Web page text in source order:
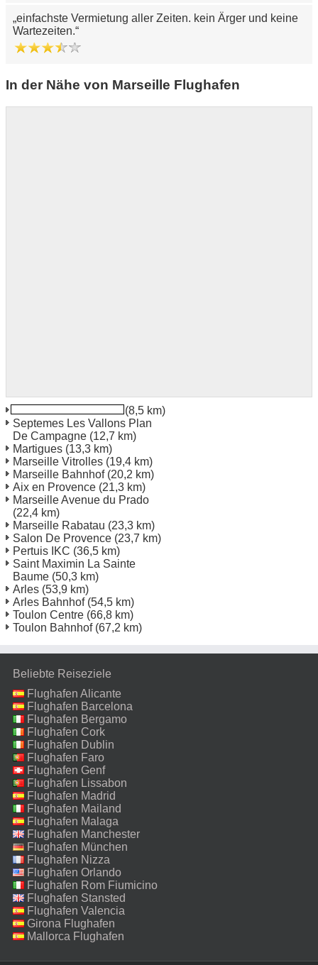
einfachste Vermietung aller Zeiten. kein Ärger und keine
Wartezeiten.
In der Nähe von Marseille Flughafen
(8,5 km)
Septemes Les Vallons Plan
De Campagne (12,7 km)
Martigues (13,3 km)
Marseille Vitrolles (19,4 km)
Marseille Bahnhof(20,2 km)
Aix en Provence (21,3 km)
Marseille Avenue du Prado
(22,4 km)
Marseille Rabatau (23,3 km)
Salon De Provence (23,7 km)
Pertuis IKC (36,5 km)
Saint Maximin La Sainte
Baume (50,3 km)
Arles (53,9 km)
Arles Bahnhof(54,5 km)
Toulon Centre (66,8 km)
Toulon Bahnhof(67,2 km)
Beliebte Reiseziele
Flughafen Alicante
Flughafen Barcelona
Flughafen Bergamo
Flughafen Cork
Flughafen Dublin
Flughafen Faro
Flughafen Genf
Flughafen Lissabon
Flughafen Madrid
Flughafen Mailand
Malpensa
Flughafen Malaga
Flughafen Manchester
Flughafen München
Flughafen Nizza
Flughafen Orlando
Flughafen Rom Fiumicino
Flughafen Stansted
Flughafen Valencia
Girona Flughafen
Mallorca Flughafen